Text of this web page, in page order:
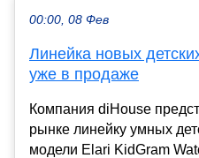
00:00, 08 Фев
Линейка новых
уже в продаже
Компания diHouse
рынке линейку умных
модели Elari KidGram